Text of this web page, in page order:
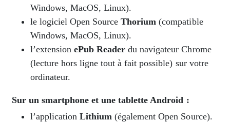
Windows, MacOS, Linux).
le logiciel Open SourceThorium (compatible
Windows, MacOS, Linux).
l’extension ePub Reader du navigateur Chrome
(lecture hors ligne tout à fait possible) sur votre
ordinateur.
Sur un smartphone et une tablette Android :
l’application Lithium (également Open Source).